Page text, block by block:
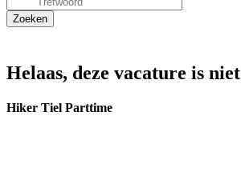
Helaas, deze vacature is
Hiker Tiel Parttime